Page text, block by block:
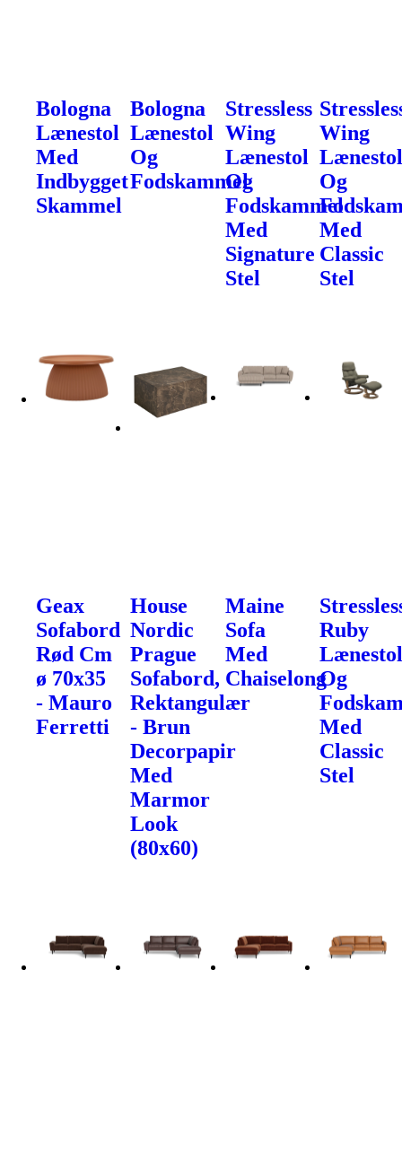
Bologna
Lænestol
Med
Indbygget
Skammel
Bologna
Lænestol
Og
Fodskammel
Stressless
Wing
Lænestol
Og
Fodskammel
Med
Signature
Stel
Wing
Og
Med
Classic
Stel
Geax
Sofabord
Rød Cm
ø 70x35
- Mauro
Ferretti
House
Nordic
Prague
Sofabord,
Rektangulær
- Brun
Decorpapir
Med
Marmor
Look
(80x60)
Maine
Sofa
Med
Chaiselong
Ruby
Og
Med
Classic
Stel